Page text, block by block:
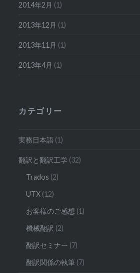
2014年2月 (1)
2013年12月 (1)
2013年11月 (1)
2013年4月 (1)
カテゴリー
実務日本語 (1)
翻訳と翻訳工学 (32)
Trados (2)
UTX (12)
お客様のご感想 (1)
機械翻訳 (2)
翻訳セミナー (7)
翻訳関係の執筆 (7)